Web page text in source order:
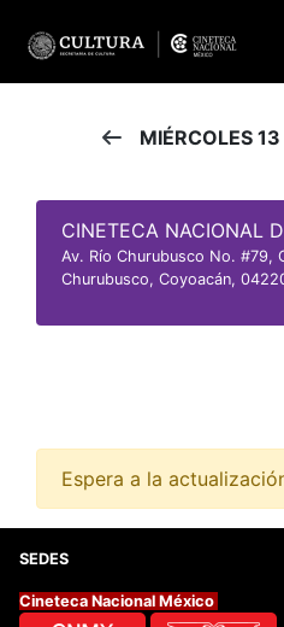
MIÉRCOLES
CINETECA NACIONAL
Av. Río Churubusco No. #79,
Churubusco, Coyoacán,
Espera a la
SEDES
Cineteca Nacional México